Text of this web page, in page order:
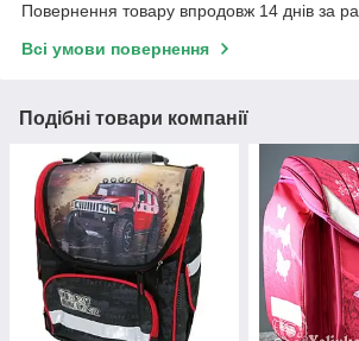
Повернення товару впродовж 14 днів за
Всі умови повернення
Подібні товари компанії